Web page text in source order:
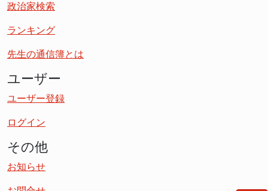
政治家検索
ランキング
先生の通信簿とは
ユーザー
ユーザー登録
ログイン
その他
お知らせ